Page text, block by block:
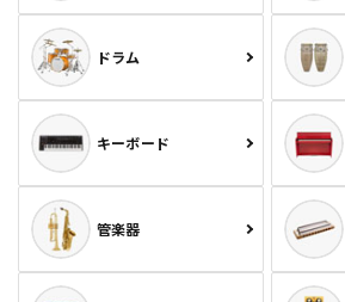
ドラム
キーボード
管楽器